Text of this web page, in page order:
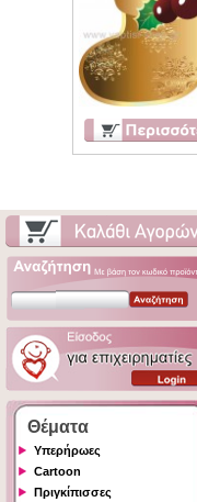
Θέματα
Υπερήρωες
Cartoon
Πριγκίπισσες